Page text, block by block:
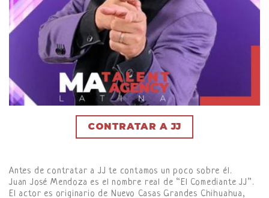
CONTRATAR A JJ
Antes de contratar a JJ te contamos un poco sobre él.
Juan José Mendoza es el nombre real de “El Comediante JJ”.
El actor es originario de Nuevo Casas Grandes Chihuahua,